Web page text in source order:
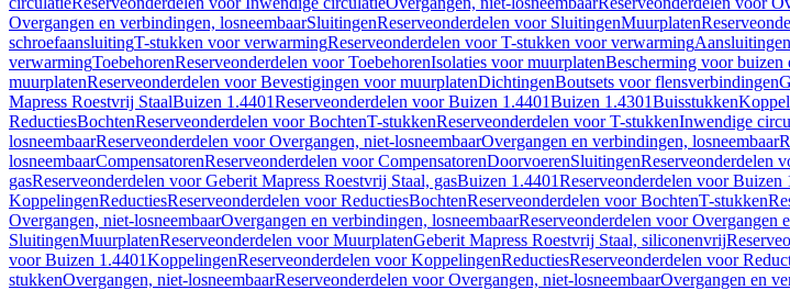
Overgangen en verbindingen, losneembaarSluitingenReserveonderdelen voor SluitingenMuurplaten
schroefaansluitingT-stukken voor verwarmingReserveonderdelen voor T-stukken voor verwarming
verwarmingToebehorenReserveonderdelen voor ToebehorenIsolaties voor muurplatenBescherming voor buizen
muurplatenReserveonderdelen voor Bevestigingen voor muurplatenDichtingenBoutsets voor flensverbindingen
Mapress Roestvrij StaalBuizen 1.4401Reserveonderdelen voor Buizen 1.4401Buizen 1.4301Buisstukken
ReductiesBochtenReserveonderdelen voor BochtenT-stukkenReserveonderdelen voor T-stukkenInwendige
losneembaarReserveonderdelen voor Overgangen, niet-losneembaarOvergangen en verbindingen, losneembaar
losneembaarCompensatorenReserveonderdelen voor CompensatorenDoorvoerenSluitingenReserveonderdelen
gasReserveonderdelen voor Geberit Mapress Roestvrij Staal, gasBuizen 1.4401Reserveonderdelen voor Buizen
KoppelingenReductiesReserveonderdelen voor ReductiesBochtenReserveonderdelen voor BochtenT-stukken
Overgangen, niet-losneembaarOvergangen en verbindingen, losneembaarReserveonderdelen voor Overgangen
SluitingenMuurplatenReserveonderdelen voor MuurplatenGeberit Mapress Roestvrij Staal, siliconenvrij
voor Buizen 1.4401KoppelingenReserveonderdelen voor KoppelingenReductiesReserveonderdelen voor
stukkenOvergangen, niet-losneembaarReserveonderdelen voor Overgangen, niet-losneembaarOvergangen en